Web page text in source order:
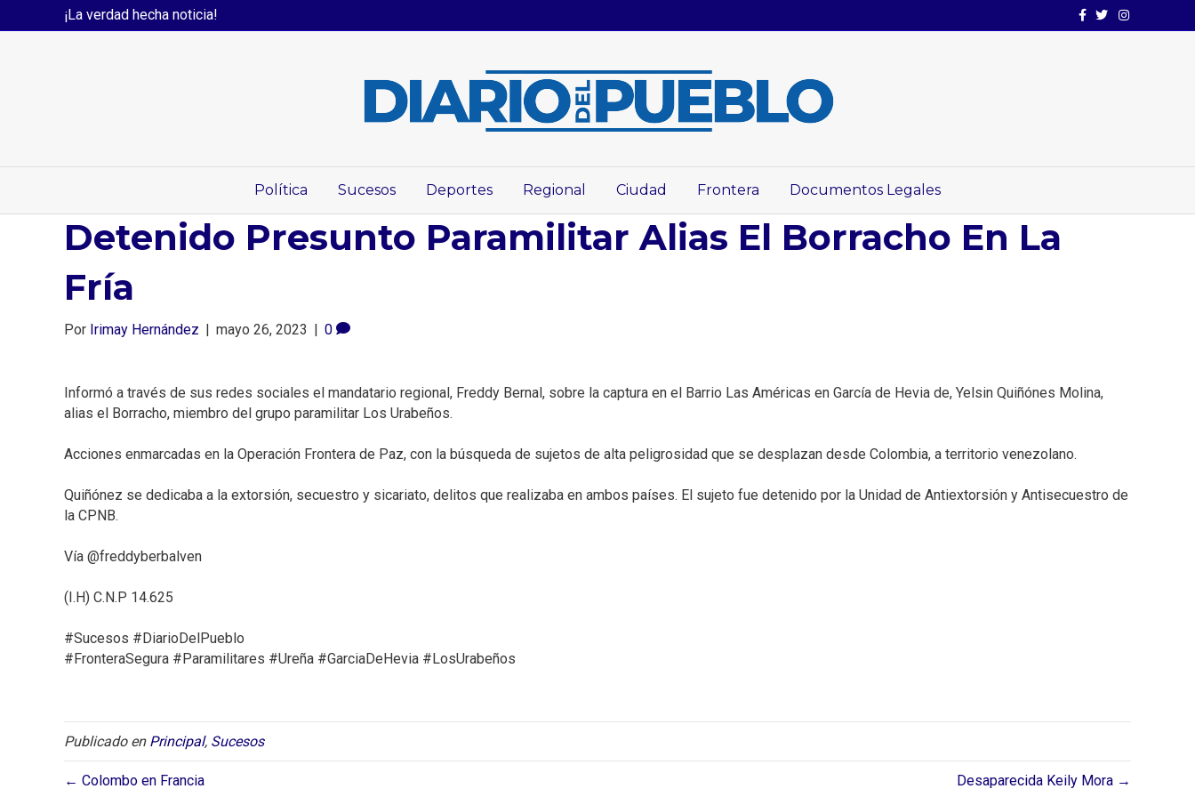
¡La verdad hecha noticia! Facebook
TwitterInstagram
Política Sucesos Deportes Regional Ciudad Frontera Documentos Legales
Detenido Presunto Paramilitar Alias El Borracho En La
Fría ⁣
Por Irimay Hernández | mayo 26, 2023 | 0
Informó a través de sus redes sociales el mandatario regional, Freddy Bernal, sobre la captura en el Barrio Las Américas en García de Hevia de, Yelsin Quiñónes Molina,
alias el Borracho, miembro del grupo paramilitar Los Urabeños.⁣
Acciones enmarcadas en la Operación Frontera de Paz, con la búsqueda de sujetos de alta peligrosidad que se desplazan desde Colombia, a territorio venezolano.⁣
Quiñónez se dedicaba a la extorsión, secuestro y sicariato, delitos que realizaba en ambos países. El sujeto fue detenido por la Unidad de Antiextorsión y Antisecuestro de
la CPNB. ⁣
Vía @freddyberbalven⁣
(I.H) C.N.P 14.625⁣
#Sucesos #DiarioDelPueblo⁣
#FronteraSegura #Paramilitares #Ureña #GarciaDeHevia #LosUrabeños
Publicado en Principal, Sucesos
← Colombo en Francia Desaparecida Keily Mora →